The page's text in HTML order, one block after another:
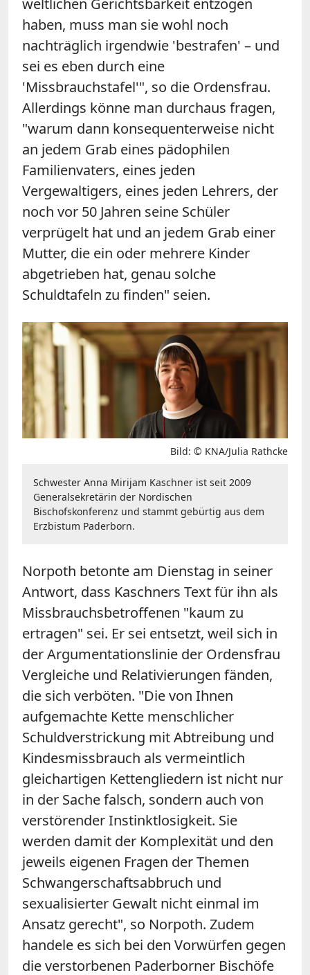
haben, muss man sie wohl noch
nachträglich irgendwie 'bestrafen' – und
sei es eben durch eine
'Missbrauchstafel'", so die Ordensfrau.
Allerdings könne man durchaus fragen,
"warum dann konsequenterweise nicht
an jedem Grab eines pädophilen
Familienvaters, eines jeden
Vergewaltigers, eines jeden Lehrers, der
noch vor 50 Jahren seine Schüler
verprügelt hat und an jedem Grab einer
Mutter, die ein oder mehrere Kinder
abgetrieben hat, genau solche
Schuldtafeln zu finden" seien.
Bild: © KNA/Julia Rathcke
Schwester Anna Mirijam Kaschner ist seit 2009
Generalsekretärin der Nordischen
Bischofskonferenz und stammt gebürtig aus dem
Erzbistum Paderborn.
Norpoth betonte am Dienstag in seiner
Antwort, dass Kaschners Text für ihn als
Missbrauchsbetroffenen "kaum zu
ertragen" sei. Er sei entsetzt, weil sich in
der Argumentationslinie der Ordensfrau
Vergleiche und Relativierungen fänden,
die sich verböten. "Die von Ihnen
aufgemachte Kette menschlicher
Schuldverstrickung mit Abtreibung und
Kindesmissbrauch als vermeintlich
gleichartigen Kettengliedern ist nicht nur
in der Sache falsch, sondern auch von
verstörender Instinktlosigkeit. Sie
werden damit der Komplexität und den
jeweils eigenen Fragen der Themen
Schwangerschaftsabbruch und
sexualisierter Gewalt nicht einmal im
Ansatz gerecht", so Norpoth. Zudem
handele es sich bei den Vorwürfen gegen
die verstorbenen Paderborner Bischöfe